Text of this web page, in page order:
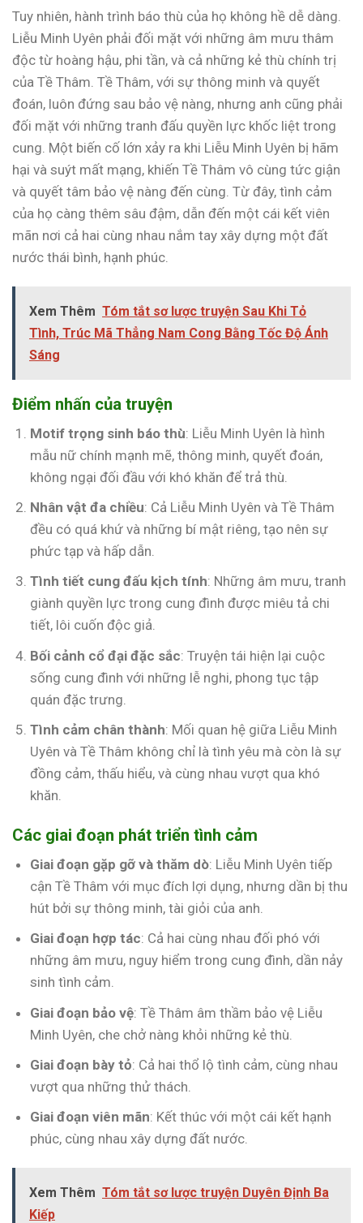
Tuy nhiên, hành trình báo thù của họ không hề dễ dàng.
Liễu Minh Uyên phải đối mặt với những âm mưu thâm
độc từ hoàng hậu, phi tần, và cả những kẻ thù chính trị
của Tề Thâm. Tề Thâm, với sự thông minh và quyết
đoán, luôn đứng sau bảo vệ nàng, nhưng anh cũng phải
đối mặt với những tranh đấu quyền lực khốc liệt trong
cung. Một biến cố lớn xảy ra khi Liễu Minh Uyên bị hãm
hại và suýt mất mạng, khiến Tề Thâm vô cùng tức giận
và quyết tâm bảo vệ nàng đến cùng. Từ đây, tình cảm
của họ càng thêm sâu đậm, dẫn đến một cái kết viên
mãn nơi cả hai cùng nhau nắm tay xây dựng một đất
nước thái bình, hạnh phúc.
Xem Thêm Tóm tắt sơ lược truyện Sau Khi Tỏ
Tình, Trúc Mã Thẳng Nam Cong Bằng Tốc Độ Ánh
Sáng
Điểm nhấn của truyện
Motif trọng sinh báo thù: Liễu Minh Uyên là hình
mẫu nữ chính mạnh mẽ, thông minh, quyết đoán,
không ngại đối đầu với khó khăn để trả thù.
Nhân vật đa chiều: Cả Liễu Minh Uyên và Tề Thâm
đều có quá khứ và những bí mật riêng, tạo nên sự
phức tạp và hấp dẫn.
Tình tiết cung đấu kịch tính: Những âm mưu, tranh
giành quyền lực trong cung đình được miêu tả chi
tiết, lôi cuốn độc giả.
Bối cảnh cổ đại đặc sắc: Truyện tái hiện lại cuộc
sống cung đình với những lễ nghi, phong tục tập
quán đặc trưng.
Tình cảm chân thành: Mối quan hệ giữa Liễu Minh
Uyên và Tề Thâm không chỉ là tình yêu mà còn là sự
đồng cảm, thấu hiểu, và cùng nhau vượt qua khó
khăn.
Các giai đoạn phát triển tình cảm
Giai đoạn gặp gỡ và thăm dò: Liễu Minh Uyên tiếp
cận Tề Thâm với mục đích lợi dụng, nhưng dần bị thu
hút bởi sự thông minh, tài giỏi của anh.
Giai đoạn hợp tác: Cả hai cùng nhau đối phó với
những âm mưu, nguy hiểm trong cung đình, dần nảy
sinh tình cảm.
Giai đoạn bảo vệ: Tề Thâm âm thầm bảo vệ Liễu
Minh Uyên, che chở nàng khỏi những kẻ thù.
Giai đoạn bày tỏ: Cả hai thổ lộ tình cảm, cùng nhau
vượt qua những thử thách.
Giai đoạn viên mãn: Kết thúc với một cái kết hạnh
phúc, cùng nhau xây dựng đất nước.
Xem Thêm Tóm tắt sơ lược truyện Duyên Định Ba
Kiếp